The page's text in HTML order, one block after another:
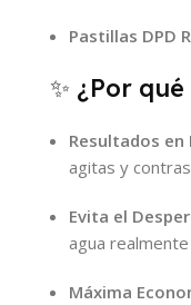
Pastillas DPD
✨ ¿Por
Resultados en
agitas y
Evita el
agua
Máxima